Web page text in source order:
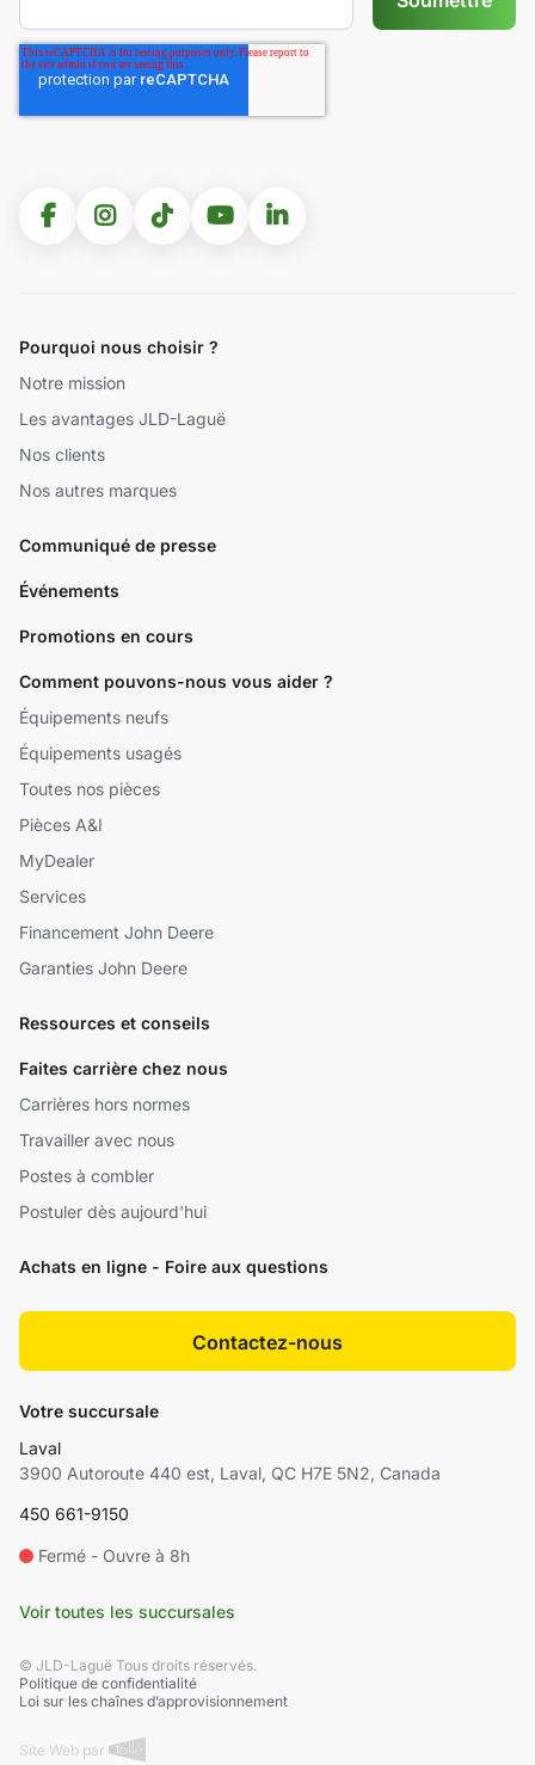
Pourquoi nous choisir ?
Notre mission
Les avantages JLD-Laguë
Nos clients
Nos autres marques
Communiqué de presse
Événements
Promotions en cours
Comment pouvons-nous vous aider ?
Équipements neufs
Équipements usagés
Toutes nos pièces
Pièces A&I
MyDealer
Services
Financement John Deere
Garanties John Deere
Ressources et conseils
Faites carrière chez nous
Carrières hors normes
Travailler avec nous
Postes à combler
Postuler dès aujourd'hui
Achats en ligne - Foire aux questions
Contactez-nous
Votre succursale
Laval
3900 Autoroute 440 est, Laval, QC H7E 5N2, Canada
450 661-9150
Fermé - Ouvre à 8h
Voir toutes les succursales
© JLD-Laguë Tous droits réservés.
Politique de confidentialité
Loi sur les chaînes d’approvisionnement
Site Web par